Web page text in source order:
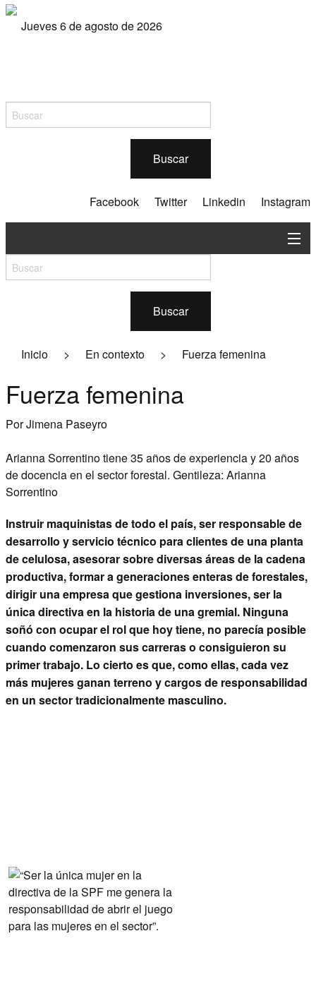
Jueves 6 de agosto de 2026
Buscar
Facebook Twitter Linkedin Instagram
En contexto
Economía
Logística
Ambiente
Pasó y pasará
Empresariales
Contacto
Suscribite a la revista
Buscar
Inicio > En contexto > Fuerza femenina
Fuerza femenina
Por Jimena Paseyro
Arianna Sorrentino tiene 35 años de experiencia y 20 años
de docencia en el sector forestal. Gentileza: Arianna
Sorrentino
Instruir maquinistas de todo el país, ser responsable de
desarrollo y servicio técnico para clientes de una planta
de celulosa, asesorar sobre diversas áreas de la cadena
productiva, formar a generaciones enteras de forestales,
dirigir una empresa que gestiona inversiones, ser la
única directiva en la historia de una gremial. Ninguna
soñó con ocupar el rol que hoy tiene, no parecía posible
cuando comenzaron sus carreras o consiguieron su
primer trabajo. Lo cierto es que, como ellas, cada vez
más mujeres ganan terreno y cargos de responsabilidad
en un sector tradicionalmente masculino.